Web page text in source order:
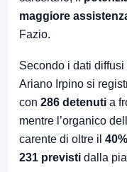
maggiore
Fazio.
Secondo i dati
Ariano Irpino si
con 286 detenuti a
mentre l’organico
carente di oltre il 40%
231 previsti dalla